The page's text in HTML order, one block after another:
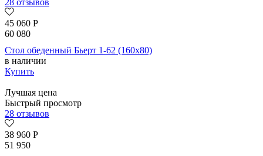
28 отзывов
45 060 Р
60 080
Стол обеденный Бьерт 1-62 (160х80)
в наличии
Купить
Лучшая цена
Быстрый просмотр
28 отзывов
38 960 Р
51 950